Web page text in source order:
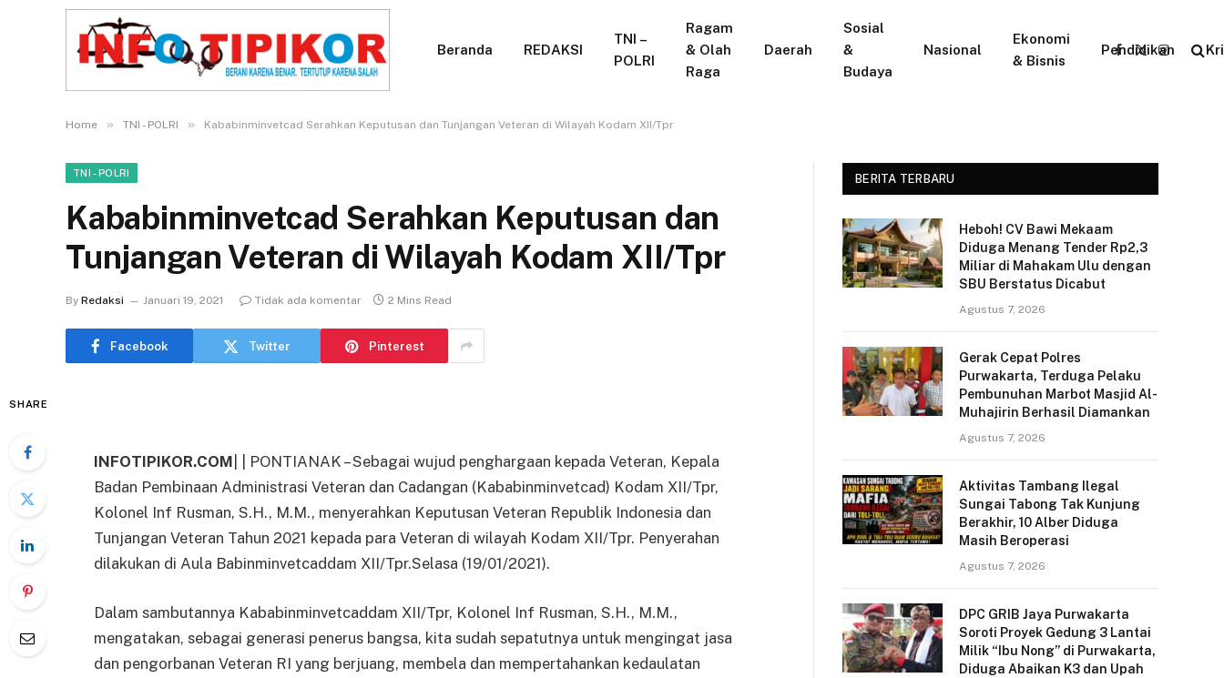
Beranda REDAKSI
TNI –
POLRI
Ragam
& Olah
Raga
Daerah
Sosial
&
Budaya
Nasional
Ekonomi
& Bisnis
Pendidikan
Facebook
X
Instagram
Home » TNI - POLRI » Kababinminvetcad Serahkan Keputusan dan Tunjangan Veteran di Wilayah Kodam XII/Tpr
TNI - POLRI
Kababinminvetcad Serahkan Keputusan dan
Tunjangan Veteran di Wilayah Kodam XII/Tpr
By Redaksi Januari 19, 2021 Tidak ada komentar 2 Mins Read
Facebook Twitter Pinterest
SHARE
INFOTIPIKOR.COM | | PONTIANAK – Sebagai wujud penghargaan kepada Veteran, Kepala
Badan Pembinaan Administrasi Veteran dan Cadangan (Kababinminvetcad) Kodam XII/Tpr,
Kolonel Inf Rusman, S.H., M.M., menyerahkan Keputusan Veteran Republik Indonesia dan
Tunjangan Veteran Tahun 2021 kepada para Veteran di wilayah Kodam XII/Tpr. Penyerahan
dilakukan di Aula Babinminvetcaddam XII/Tpr.Selasa (19/01/2021).
Dalam sambutannya Kababinminvetcaddam XII/Tpr, Kolonel Inf Rusman, S.H., M.M.,
mengatakan, sebagai generasi penerus bangsa, kita sudah sepatutnya untuk mengingat jasa
dan pengorbanan Veteran RI yang berjuang, membela dan mempertahankan kedaulatan
BERITA TERBARU
Heboh! CV Bawi Mekaam
Diduga Menang Tender Rp2,3
Miliar di Mahakam Ulu dengan
SBU Berstatus Dicabut
Agustus 7, 2026
Gerak Cepat Polres
Purwakarta, Terduga Pelaku
Pembunuhan Marbot Masjid Al-
Muhajirin Berhasil Diamankan
Agustus 7, 2026
Aktivitas Tambang Ilegal
Sungai Tabong Tak Kunjung
Berakhir, 10 Alber Diduga
Masih Beroperasi
Agustus 7, 2026
DPC GRIB Jaya Purwakarta
Soroti Proyek Gedung 3 Lantai
Milik “Ibu Nong” di Purwakarta,
Diduga Abaikan K3 dan Upah